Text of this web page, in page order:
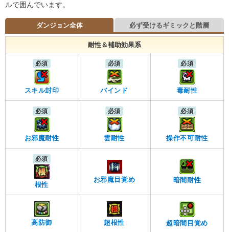
ルで囲んでいます。
ダンジョン全体 必ず受けるギミックと階層
耐性＆補助効果系
必須
スキル封印
必須
バインド
必須
毒耐性
必須
お邪魔耐性
必須
雲耐性
必須
操作不可耐性
必須
根性
お邪魔目覚め 暗闇耐性
高防御 超根性 超暗闇目覚め